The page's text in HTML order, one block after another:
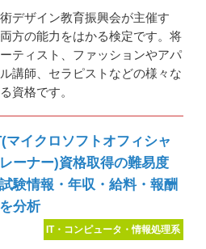
デザイン教育振興会が主催す
方の能力をはかる検定です。将
ティスト、ファッションやアパ
講師、セラピストなどの様々な
資格です。
マイクロソフトオフィシャ
ーナー)資格取得の難易度
験情報・年収・給料・報酬
分析
IT・コンピュータ・情報処理系